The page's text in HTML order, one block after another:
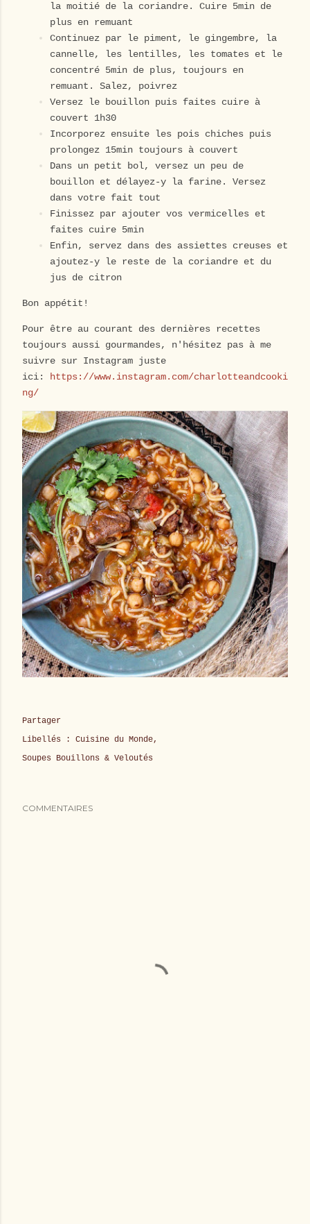
la moitié de la coriandre. Cuire 5min de
plus en remuant
Continuez par le piment, le gingembre, la
cannelle, les lentilles, les tomates et le
concentré 5min de plus, toujours en
remuant. Salez, poivrez
Versez le bouillon puis faites cuire à
couvert 1h30
Incorporez ensuite les pois chiches puis
prolongez 15min toujours à couvert
Dans un petit bol, versez un peu de
bouillon et délayez-y la farine. Versez
dans votre fait tout
Finissez par ajouter vos vermicelles et
faites cuire 5min
Enfin, servez dans des assiettes creuses et
ajoutez-y le reste de la coriandre et du
jus de citron
Bon appétit!
Pour être au courant des dernières recettes
toujours aussi gourmandes, n'hésitez pas à me
suivre sur Instagram juste
ici: https://www.instagram.com/charlotteandcooki
ng/
Partager
Libellés :
Cuisine du Monde
Soupes Bouillons & Veloutés
COMMENTAIRES